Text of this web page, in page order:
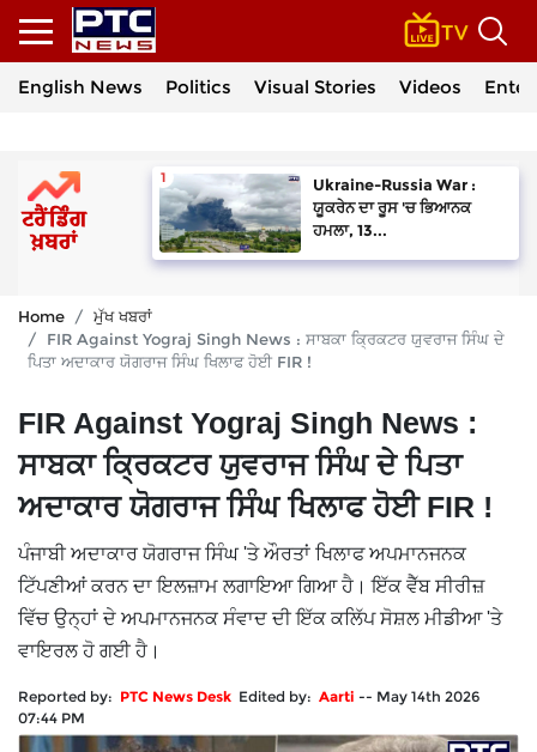
English News Politics Visual Stories Videos
Ukraine-Russia War :
ਯੂਕਰੇਨ ਦਾ ਰੂਸ 'ਚ ਭਿਆਨਕ
ਹਮਲਾ, 13...
Home
ਮੁੱਖ ਖਬਰਾਂ
FIR Against Yograj Singh News : ਸਾਬਕਾ ਕ੍ਰਿਕਟਰ ਯੁਵਰਾਜ ਸਿੰਘ ਦੇ
ਪਿਤਾ ਅਦਾਕਾਰ ਯੋਗਰਾਜ ਸਿੰਘ ਖਿਲਾਫ ਹੋਈ FIR !
FIR Against Yograj Singh News :
ਸਾਬਕਾ ਕ੍ਰਿਕਟਰ ਯੁਵਰਾਜ ਸਿੰਘ ਦੇ ਪਿਤਾ
ਅਦਾਕਾਰ ਯੋਗਰਾਜ ਸਿੰਘ ਖਿਲਾਫ ਹੋਈ FIR !
ਪੰਜਾਬੀ ਅਦਾਕਾਰ ਯੋਗਰਾਜ ਸਿੰਘ 'ਤੇ ਔਰਤਾਂ ਖਿਲਾਫ ਅਪਮਾਨਜਨਕ
ਟਿੱਪਣੀਆਂ ਕਰਨ ਦਾ ਇਲਜ਼ਾਮ ਲਗਾਇਆ ਗਿਆ ਹੈ। ਇੱਕ ਵੈੱਬ ਸੀਰੀਜ਼
ਵਿੱਚ ਉਨ੍ਹਾਂ ਦੇ ਅਪਮਾਨਜਨਕ ਸੰਵਾਦ ਦੀ ਇੱਕ ਕਲਿੱਪ ਸੋਸ਼ਲ ਮੀਡੀਆ 'ਤੇ
ਵਾਇਰਲ ਹੋ ਗਈ ਹੈ।
Reported by: PTC News Desk Edited by: Aarti -- May 14th 2026
07:44 PM